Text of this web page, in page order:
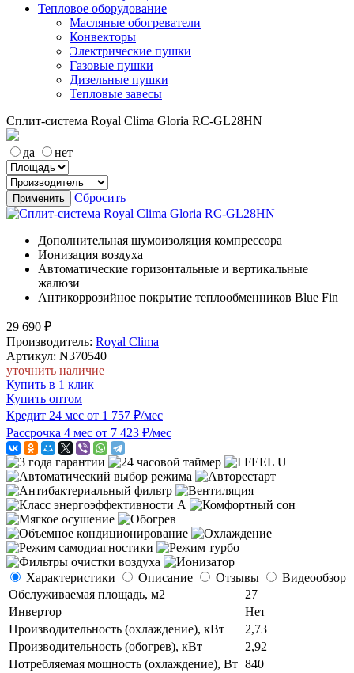
Тепловое оборудование
Масляные обогреватели
Конвекторы
Электрические пушки
Газовые пушки
Дизельные пушки
Тепловые завесы
Cплит-система Royal Clima Gloria RC-GL28HN
да нет
Применить Сбросить
Дополнительная шумоизоляция компрессора
Ионизация воздуха
Автоматические горизонтальные и вертикальные
жалюзи
Антикоррозийное покрытие теплообменников Blue Fin
29 690 ₽
Производитель: Royal Clima
Артикул: N370540
уточнить наличие
Купить в 1 клик
Купить оптом
Кредит 24 мес от 1 757 ₽/мес
Рассрочка 4 мес от 7 423 ₽/мес
Характеристики Описание Отзывы
Видеообзор
Обслуживаемая площадь, м2
27
Инвертор
Нет
Производительность (охлаждение), кВт
2,73
Производительность (обогрев), кВт
2,92
Потребляемая мощность (охлаждение), Вт 840